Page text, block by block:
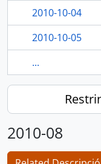
2010-10-04
2010-10-05
...
2010-08